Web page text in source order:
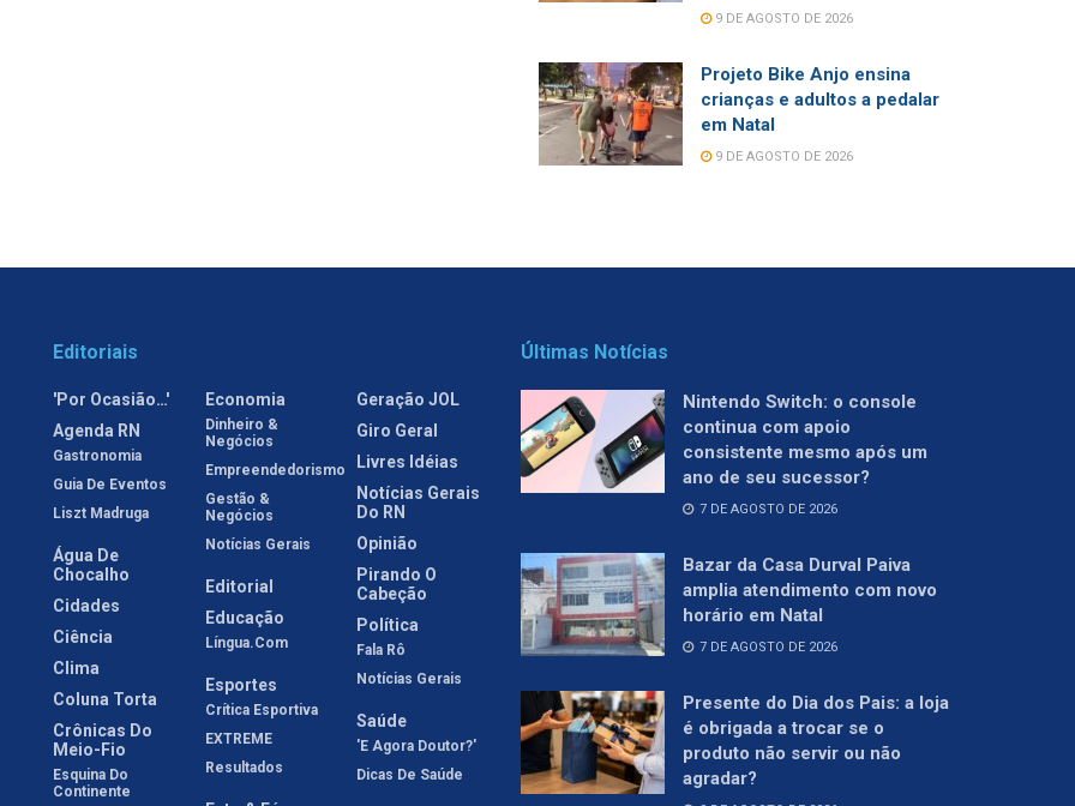
9 DE AGOSTO DE 2026
Projeto Bike Anjo ensina
crianças e adultos a pedalar
em Natal
9 DE AGOSTO DE 2026
Editoriais
'Por Ocasião…'
Agenda RN
Gastronomia
Guia De Eventos
Liszt Madruga
Água De
Chocalho
Cidades
Ciência
Clima
Coluna Torta
Crônicas Do
Meio-Fio
Esquina Do
Continente
Economia
Dinheiro &
Negócios
Empreendedorismo
Gestão &
Negócios
Notícias Gerais
Editorial
Educação
Língua.com
Esportes
Crítica Esportiva
EXTREME
Resultados
Geração JOL
Giro Geral
Livres Idéias
Notícias Gerais
Do RN
Opinião
Pirando O
Cabeção
Política
Fala Rô
Notícias Gerais
Saúde
'E Agora Doutor?'
Dicas De Saúde
Últimas Notícias
Nintendo Switch: o console
continua com apoio
consistente mesmo após um
ano de seu sucessor?
7 DE AGOSTO DE 2026
Bazar da Casa Durval Paiva
amplia atendimento com novo
horário em Natal
7 DE AGOSTO DE 2026
Presente do Dia dos Pais: a loja
é obrigada a trocar se o
produto não servir ou não
agradar?